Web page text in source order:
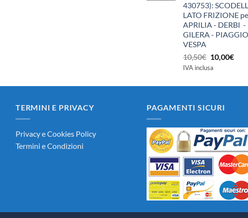
430753):
LATO FRIZIONE
APRILIA - DERBI -
GILERA -
VESPA
10,50€ Il
prezzo
era:
10,00€Il
è:
IVA inclusa
TERMINI E PRIVACY
Privacy e Cookies Policy
Termini e Condizioni
PAGAMENTI SICURI